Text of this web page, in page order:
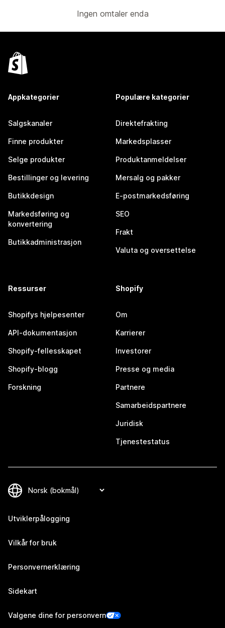
Ingen omtaler enda
Appkategorier
Salgskanaler
Finne produkter
Selge produkter
Bestillinger og levering
Butikkdesign
Markedsføring og
konvertering
Butikkadministrasjon
Populære kategorier
Direktefrakting
Markedsplasser
Produktanmeldelser
Mersalg og pakker
E-postmarkedsføring
SEO
Frakt
Valuta og oversettelse
Ressurser
Shopifys hjelpesenter
API-dokumentasjon
Shopify-fellesskapet
Shopify-blogg
Forskning
Shopify
Om
Karrierer
Investorer
Presse og media
Partnere
Samarbeidspartnere
Juridisk
Tjenestestatus
Utviklerpålogging
Vilkår for bruk
Personvernerklæring
Sidekart
Valgene dine for personvern